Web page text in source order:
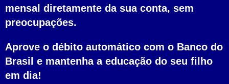
mensal diretamente da sua conta, sem
preocupações.
Aprove o débito automático com o Banco do
Brasil e mantenha a educação do seu filho
em dia!